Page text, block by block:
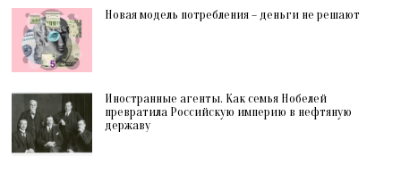
Новая модель потребления – деньги не решают
Иностранные агенты. Как семья Нобелей
превратила Российскую империю в нефтяную
державу